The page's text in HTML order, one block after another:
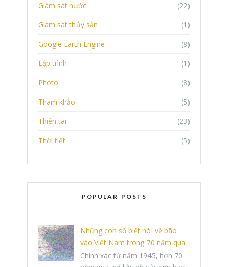
Giám sát nước
(22)
Giám sát thủy sản
(1)
Google Earth Engine
(8)
Lập trình
(1)
Photo
(8)
Tham khảo
(5)
Thiên tai
(23)
Thời tiết
(5)
POPULAR POSTS
Những con số biết nói về bão
vào Việt Nam trong 70 năm qua
Chính xác từ năm 1945, hơn 70